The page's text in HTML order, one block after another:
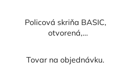
Policová skriňa BASIC,
otvorená,
Tovar na objednávku.